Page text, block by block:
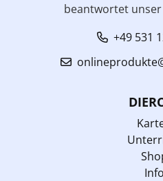
beantwortet
+49 531
Info